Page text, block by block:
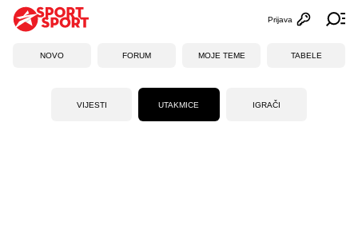
Otvori
Prijava
NOVO FORUM MOJE TEME TABELE
VIJESTI UTAKMICE IGRAČI